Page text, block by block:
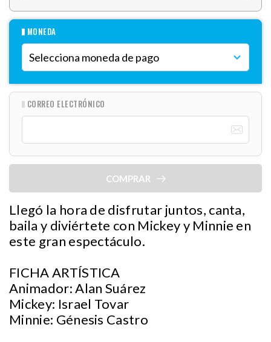
MONEDA
CORREO ELECTRÓNICO
COMPRAR
Llegó la hora de disfrutar juntos, canta,
baila y diviértete con Mickey y Minnie en
este gran espectáculo.
FICHA ARTÍSTICA
Animador: Alan Suárez
Mickey: Israel Tovar
Minnie: Génesis Castro